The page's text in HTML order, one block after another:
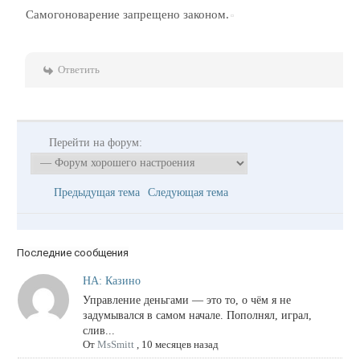
Самогоноварение запрещено законом.
Ответить
Перейти на форум:
Предыдущая тема Следующая тема
Последние сообщения
НА: Казино
Управление деньгами — это то, о чём я не
задумывался в самом начале. Пополнял, играл,
слив...
От MsSmitt, 10 месяцев назад